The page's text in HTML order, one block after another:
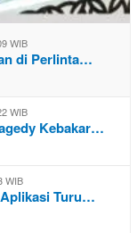
WIB
di Perlinta…
WIB
Kebakar…
WIB
Turu…